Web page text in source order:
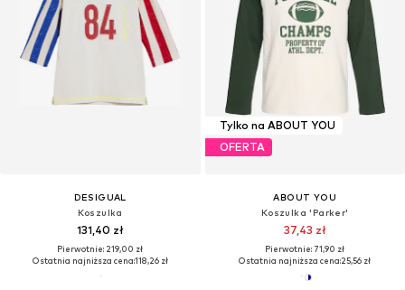
DESIGUAL
Koszulka
131,40 zł
Pierwotnie: 219,00 zł
Ostatnia najniższa cena:118,26 zł
Tylko na ABOUT YOU
OFERTA
ABOUT YOU
Koszulka 'Parker'
37,43 zł
Pierwotnie: 71,90 zł
Ostatnia najniższa cena:25,56 zł